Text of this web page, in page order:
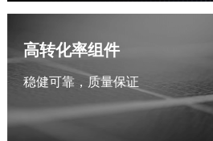
高转化率组件
稳健可靠，质量保证